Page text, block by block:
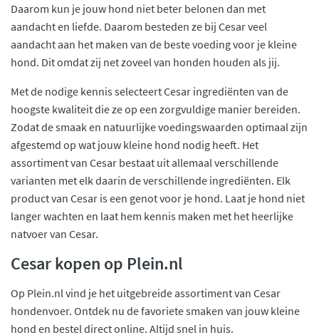
Daarom kun je jouw hond niet beter belonen dan met
aandacht en liefde. Daarom besteden ze bij Cesar veel
aandacht aan het maken van de beste voeding voor je kleine
hond. Dit omdat zij net zoveel van honden houden als jij.
Met de nodige kennis selecteert Cesar ingrediënten van de
hoogste kwaliteit die ze op een zorgvuldige manier bereiden.
Zodat de smaak en natuurlijke voedingswaarden optimaal zijn
afgestemd op wat jouw kleine hond nodig heeft. Het
assortiment van Cesar bestaat uit allemaal verschillende
varianten met elk daarin de verschillende ingrediënten. Elk
product van Cesar is een genot voor je hond. Laat je hond niet
langer wachten en laat hem kennis maken met het heerlijke
natvoer van Cesar.
Cesar kopen op Plein.nl
Op Plein.nl vind je het uitgebreide assortiment van Cesar
hondenvoer. Ontdek nu de favoriete smaken van jouw kleine
hond en bestel direct online. Altijd snel in huis.